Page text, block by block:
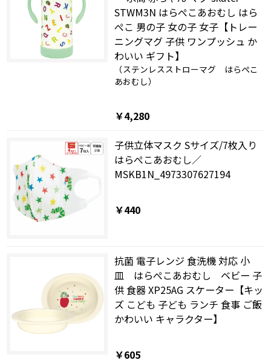
STWM3N はらぺこあおむし はら
ぺこ 男の子 女の子 女子【トレー
ニングマグ 子供 ワンプッシュ か
わいい ギフト】
（ステンレスストローマグ はらぺこ
あおむし）
￥4,280
子供立体マスク Sサイズ/7枚入り
はらぺこあおむし／
MSKB1N_4973307627194
￥440
抗菌 電子レンジ 食洗機 対応 小
皿 はらぺこあおむし ベビー 子
供 食器 XP25AG スケーター【キッ
ズ こども 子ども ランチ 食事 ご飯
かわいい キャラクター】
￥605